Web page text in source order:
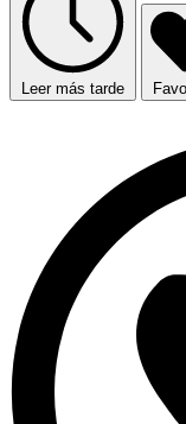
Leer más tarde